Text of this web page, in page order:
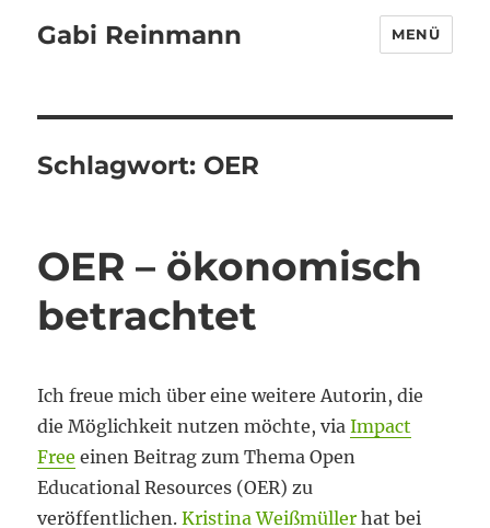
Gabi Reinmann MENÜ
Schlagwort: OER
OER – ökonomisch
betrachtet
Ich freue mich über eine weitere Autorin, die
die Möglichkeit nutzen möchte, viaImpact
Free einen Beitrag zum Thema Open
Educational Resources (OER) zu
veröffentlichen.Kristina Weißmüller hat bei